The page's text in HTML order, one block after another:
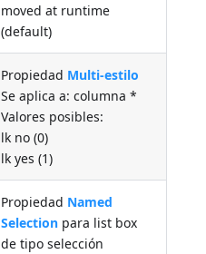
moved at runtime
(default)
Propiedad Multi-estilo
Se aplica a: columna *
Valores posibles:
lk no (0)
lk yes (1)
Propiedad Named
Selection para list box
de tipo selección